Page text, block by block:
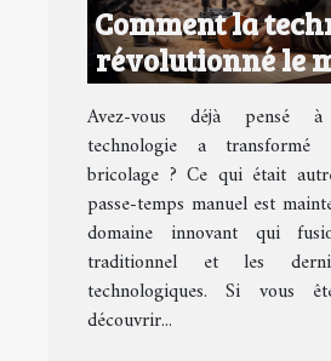
Comment la
révolutionné le
Avez-vous déjà pensé
technologie a
bricolage ? Ce qui était
passe-temps manuel est
domaine innovant qui
traditionnel et les
technologiques. Si vous
découvrir...